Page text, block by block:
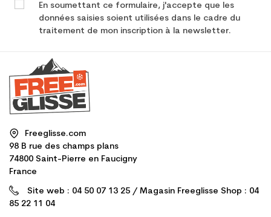
En soumettant ce formulaire, j'accepte que les
données saisies soient utilisées dans le cadre du
traitement de mon inscription à la newsletter.
Freeglisse.com
98 B rue des champs plans
74800 Saint-Pierre en Faucigny
France
Site web : 04 50 07 13 25 / Magasin Freeglisse Shop : 04
85 22 11 04